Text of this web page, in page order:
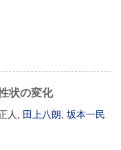
状の変化
人, 田上八朗 ,坂本一民